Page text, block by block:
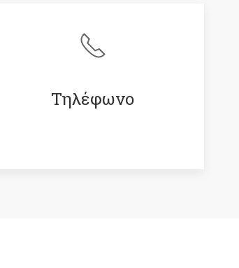
Τηλέφωνο